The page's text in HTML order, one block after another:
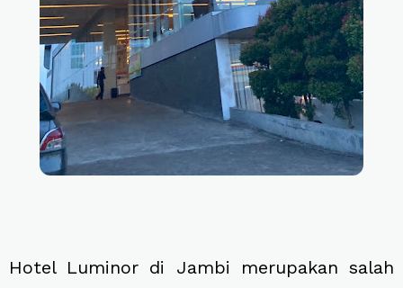
Hotel Luminor di Jambi merupakan salah